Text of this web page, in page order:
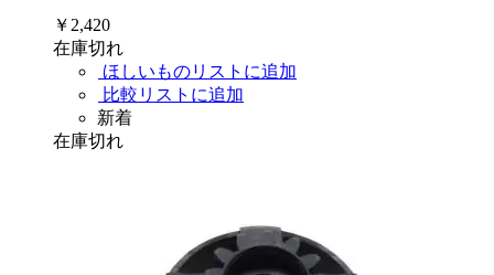
￥2,420
在庫切れ
ほしいものリストに追加
比較リストに追加
新着
在庫切れ